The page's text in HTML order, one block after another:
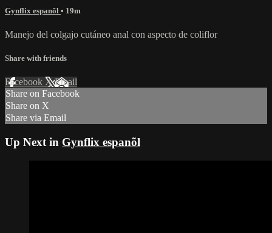
Gynflix espanõl • 19m
Manejo del colgajo cutáneo anal con aspecto de coliflor
Share with friends
Facebook XEmail
Share on Facebook
Share on X
Share via Email
Up Next in Gynflix espanõl